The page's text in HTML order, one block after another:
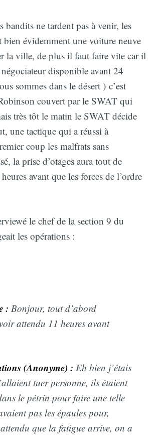
bandits ne tardent pas à venir, les
bien évidemment une voiture neuve
la ville, de plus il faut faire vite car il
négociateur disponible avant 24
sommes dans le désert ) c’est
couvert par le SWAT qui
très tôt le matin le SWAT décide
une tactique qui a réussi à
coup les malfrats sans
la prise d’otages aura tout de
avant que les forces de l’ordre
le chef de la section 9 du
les opérations :
: Bonjour, tout d’abord
attendu 11 heures avant
(Anonyme) : Eh bien j’étais
tuer personne, ils étaient
le pétrin pour faire une telle
pas les épaules pour,
que la fatigue arrive, on a